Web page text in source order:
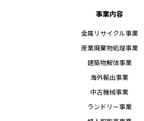
事業内容
金属リサイクル事業
産業廃棄物処理事業
建築物解体事業
海外輸出事業
中古機械事業
ランドリー事業